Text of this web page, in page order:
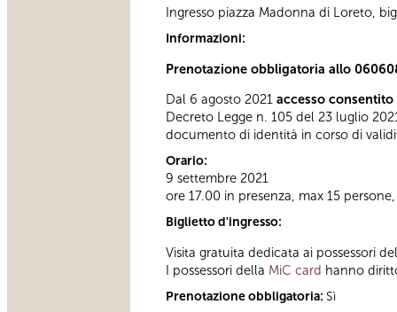
Ingresso piazza Madonna di Loreto,
Informazioni:
Prenotazione obbligatoria allo
Dal 6 agosto 2021 accesso
Decreto Legge n. 105 del 23 luglio
documento di identità in corso di
Orario:
9 settembre 2021
ore 17.00 in presenza, max 15
Biglietto d'ingresso:
Visita gratuita dedicata ai possessori
I possessori della MiC card hanno
Prenotazione obbligatoria: Sì